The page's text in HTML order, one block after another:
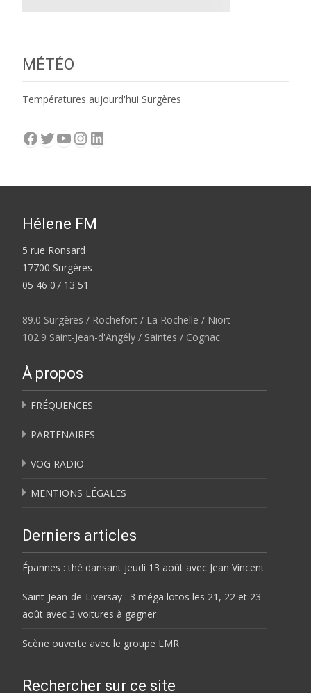
MÉTÉO
Températures aujourd'hui Surgères
Facebook
Twitter
YouTube
Instagram
LinkedIn
Hélene FM
5 rue Ronsard
17700 Surgères
05 46 07 13 51
89.0 Surgères / Rochefort / La Rochelle / Niort
102.9 Saint-Jean-d'Angély / Saintes / Cognac
À propos
FRÉQUENCES
PARTENAIRES
VOG RADIO
MENTIONS LÉGALES
Derniers articles
Épannes : thé dansant jeudi 13 août avec Jean Vincent
Saint-Jean-de-Liversay : 3 méga lotos les 21, 22 et 23
août avec 3 voitures à gagner
Scène ouverte avec le groupe LMR
Rechercher sur ce site